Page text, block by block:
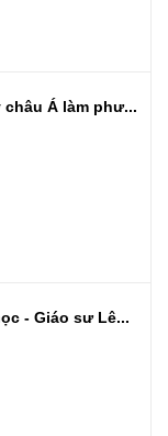
Á làm phư...
- Giáo sư Lê...